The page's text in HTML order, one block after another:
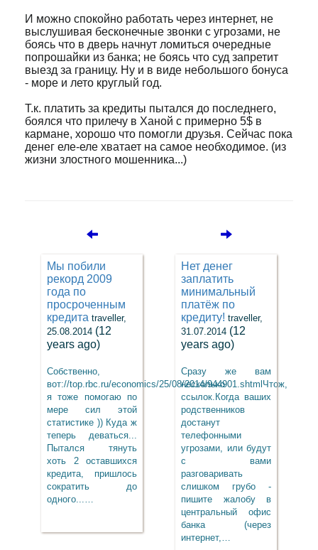
И можно спокойно работать через интернет, не
выслушивая бесконечные звонки с угрозами, не
боясь что в дверь начнут ломиться очередные
попрошайки из банка; не боясь что суд запретит
выезд за границу. Ну и в виде небольшого бонуса
- море и лето круглый год.
Т.к. платить за кредиты пытался до последнего,
боялся что прилечу в Ханой с примерно 5$ в
кармане, хорошо что помогли друзья. Сейчас пока
денег еле-еле хватает на самое необходимое. (из
жизни злостного мошенника...)
Мы побили
рекорд 2009
года по
просроченным
кредита traveller,
25.08.2014 (12
years ago)
Собственно,
вот://top.rbc.ru/economics/25/08/2014/944901.shtmlЧтож,
я тоже помогаю по
мере сил этой
статистике )) Куда ж
теперь деваться...
Пытался тянуть
хоть 2 оставшихся
кредита, пришлось
сократить до
одного...…
Нет денег
заплатить
минимальный
платёж по
кредиту! traveller,
31.07.2014 (12
years ago)
Сразу же вам
несколько
ссылок.Когда ваших
родственников
достанут
телефонными
угрозами, или будут
с вами
разговаривать
слишком грубо -
пишите жалобу в
центральный офис
банка (через
интернет,…